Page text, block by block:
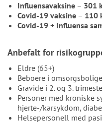
Influensavaksine – 301
Covid-19 vaksine – 110
Covid-19 + Influensa
Anbefalt for
Eldre (65+)
Beboere i
Gravide i 2. og 3.
Personer med kroniske
hjerte-/karsykdom,
Helsepersonell med